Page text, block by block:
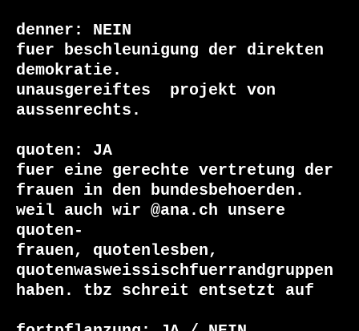
denner: NEIN
fuer beschleunigung der direkten
demokratie.
unausgereiftes  projekt von
aussenrechts.
quoten: JA
fuer eine gerechte vertretung der
frauen in den bundesbehoerden.
weil auch wir @ana.ch unsere
quoten-
frauen, quotenlesben,
quotenwasweissischfuerrandgruppen
haben. tbz schreit entsetzt auf